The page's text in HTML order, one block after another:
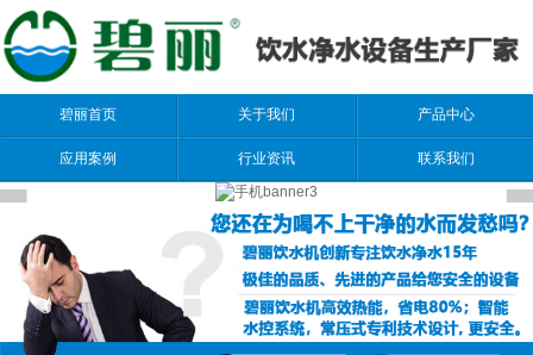
碧丽首页 关于我们 产品中心
应用案例 行业资讯 联系我们